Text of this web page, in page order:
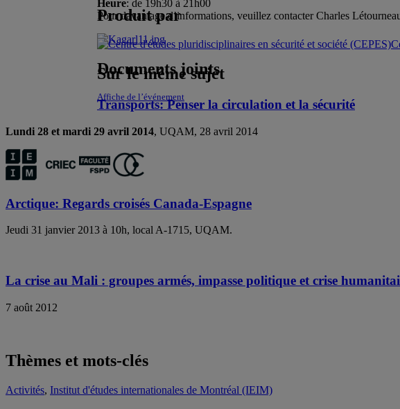
Heure: de 19h30 à 21h00
Pour davantage d’informations, veuillez contacter Charles
Documents joints
Affiche de l’événement
Produit par
Sur le même sujet
Transports: Penser la circulation et la sécurité
Lundi 28 et mardi 29 avril 2014, UQAM, 28 avril 2014
Arctique: Regards croisés Canada-Espagne
Jeudi 31 janvier 2013 à 10h, local A-1715, UQAM.
La crise au Mali : groupes armés, impasse politique et crise
7 août 2012
Thèmes et mots-clés
Activités, Institut d'études internationales de Montréal (IEIM)